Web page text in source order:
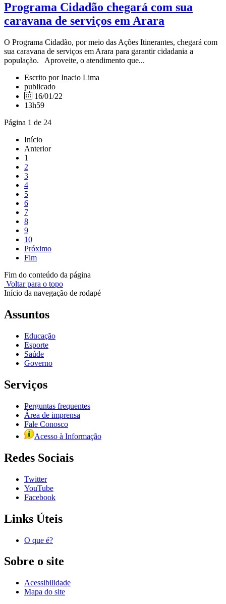
Programa Cidadão chegará com sua
caravana de serviços em Arara
O Programa Cidadão, por meio das Ações Itinerantes, chegará com
sua caravana de serviços em Arara para garantir cidadania a
população. Aproveite, o atendimento que...
Escrito por Inacio Lima
publicado
16/01/22
13h59
Página 1 de 24
Início
Anterior
1
2
3
4
5
6
7
8
9
10
Próximo
Fim
Fim do conteúdo da página
Voltar para o topo
Início da navegação de rodapé
Assuntos
Educação
Esporte
Saúde
Governo
Serviços
Perguntas frequentes
Área de imprensa
Fale Conosco
Acesso à Informação
Redes Sociais
Twitter
YouTube
Facebook
Links Úteis
O que é?
Sobre o site
Acessibilidade
Mapa do site